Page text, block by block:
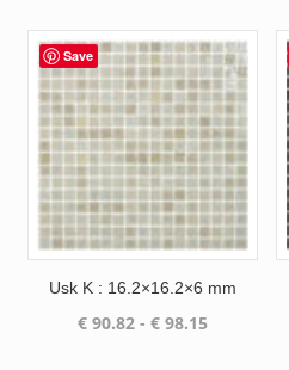
€ 91.70
Save
Usk K : 16.2×16.2×6 mm
€90.82 - €98.15Prijsklasse: